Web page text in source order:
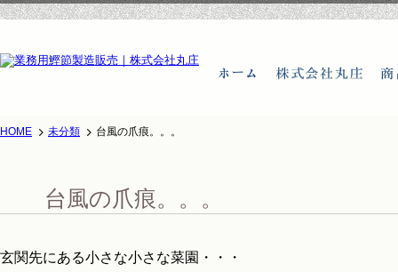
HOME 未分類 台風の爪痕。。。
台風の爪痕。。。
玄関先にある小さな小さな菜園・・・